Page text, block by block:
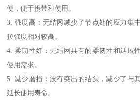
便，便于携带和使用。
3. 强度高：无结网减少了节点处的应力集
拉强度相对较高。
4. 柔韧性好：无结网具有的柔韧性和延展
使用需求。
5. 减少磨损：没有突出的结头，减少了与
延长使用寿命。